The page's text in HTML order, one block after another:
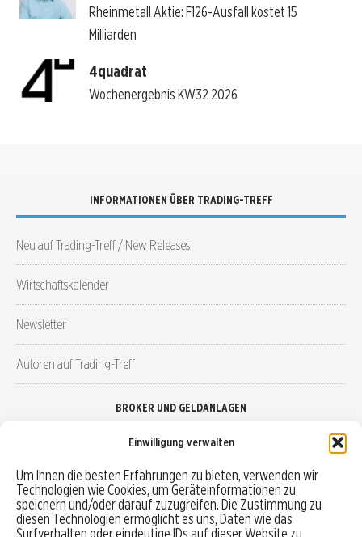
Einwilligung verwalten
Um Ihnen die besten Erfahrungen zu bieten, verwenden wir
Technologien wie Cookies, um Geräteinformationen zu
speichern und/oder darauf zuzugreifen. Die Zustimmung zu
diesen Technologien ermöglicht es uns, Daten wie das
Surfverhalten oder eindeutige IDs auf dieser Website zu
Rheinmetall Aktie: F126-Ausfall kostet 15
Milliarden
4quadrat
Wochenergebnis KW32 2026
INFORMATIONEN ÜBER TRADING-TREFF
Neu auf Trading-Treff / New Releases
Wirtschaftskalender
Newsletter
Autoren auf Trading-Treff
BROKER UND GELDANLAGEN
Robo-Advisor vergleichen
Depotvergleich